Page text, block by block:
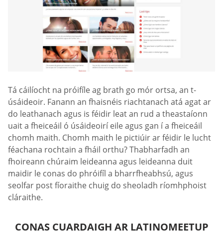
Tá cáilíocht na próifíle ag brath go mór ortsa, an t-
úsáideoir. Fanann an fhaisnéis riachtanach atá agat ar
do leathanach agus is féidir leat an rud a theastaíonn
uait a fheiceáil ó úsáideoirí eile agus gan í a fheiceáil
chomh maith. Chomh maith le pictiúir ar féidir le lucht
féachana rochtain a fháil orthu? Thabharfadh an
fhoireann chúraim leideanna agus leideanna duit
maidir le conas do phróifíl a bharrfheabhsú, agus
seolfar post fíoraithe chuig do sheoladh ríomhphoist
cláraithe.
CONAS CUARDAIGH AR LATINOMEETUP